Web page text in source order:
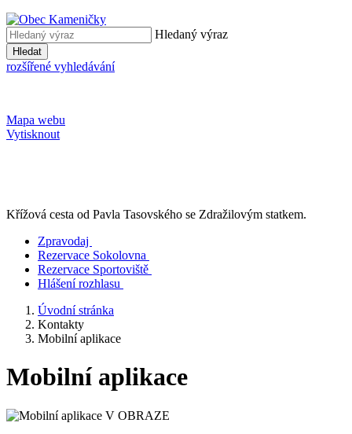
Hledaný výraz
Hledat
rozšířené vyhledávání
Mapa webu
Vytisknout
Křížová cesta od Pavla Tasovského se Zdražilovým statkem.
Zpravodaj
Rezervace Sokolovna
Rezervace Sportoviště
Hlášení rozhlasu
Úvodní stránka
Kontakty
Mobilní aplikace
Mobilní aplikace